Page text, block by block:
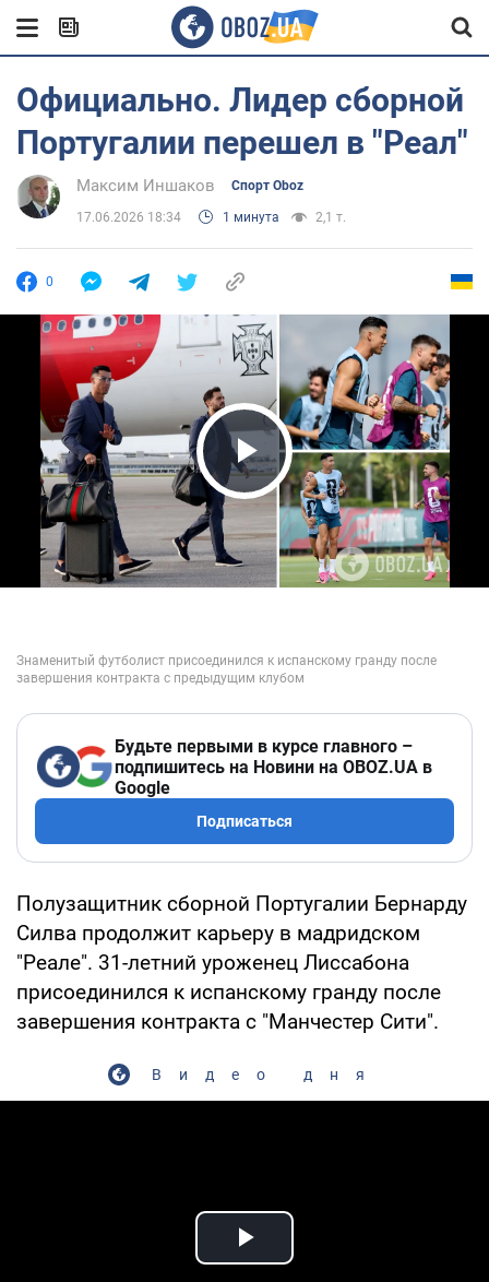
Официально. Лидер сборной
Португалии перешел в "Реал"
Максим Иншаков Спорт Oboz
17.06.2026 18:34 1 минута 2,1 т.
0
Play Video
Будьте первыми в курсе главного –
подпишитесь на Новини на OBOZ.UA в
Google
Подписаться
Полузащитник сборной Португалии Бернарду
Силва продолжит карьеру в мадридском
"Реале". 31-летний уроженец Лиссабона
присоединился к испанскому гранду после
завершения контракта с "Манчестер Сити".
Видео дня
Play Video